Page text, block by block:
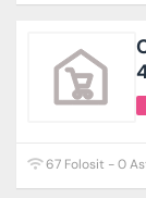
67 Folosit - 0